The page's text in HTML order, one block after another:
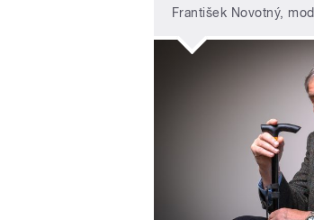
František Novotný,